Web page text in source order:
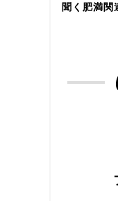
聞く肥満関